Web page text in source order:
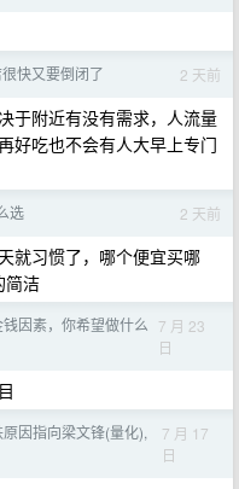
快又要倒闭了 2 天前
于附近有没有需求，人流量
好吃也不会有人大早上专门
选 2 天前
就习惯了，哪个便宜买哪
简洁
因素，你希望做什么 7 月 23
日
因指向梁文锋(量化),
7 月 17
日